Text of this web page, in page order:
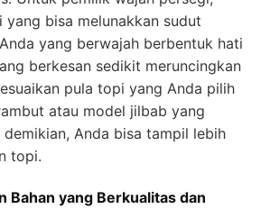
bisa melunakkan sudut
yang berwajah berbentuk hati
berkesan sedikit meruncingkan
pula topi yang Anda pilih
atau model jilbab yang
demikian, Anda bisa tampil lebih
topi.
Bahan yang Berkualitas dan